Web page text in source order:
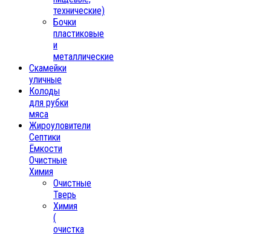
технические)
Бочки
пластиковые
и
металлические
Скамейки
уличные
Колоды
для рубки
мяса
Жироуловители
Септики
Ёмкости
Очистные
Химия
Очистные
Тверь
Химия
(
очистка